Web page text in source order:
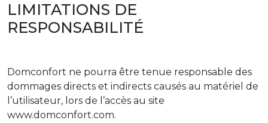
LIMITATIONS DE
RESPONSABILITÉ
Domconfort ne pourra être tenue responsable des
dommages directs et indirects causés au matériel de
l’utilisateur, lors de l’accès au site
www.domconfort.com.